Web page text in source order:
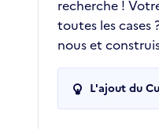
recherche !
toutes les
nous et
L'ajout du